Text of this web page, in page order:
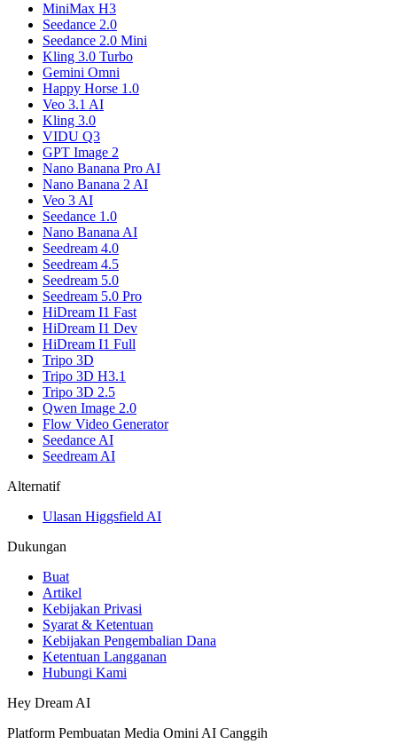
MiniMax H3
Seedance 2.0
Seedance 2.0 Mini
Kling 3.0 Turbo
Gemini Omni
Happy Horse 1.0
Veo 3.1 AI
Kling 3.0
VIDU Q3
GPT Image 2
Nano Banana Pro AI
Nano Banana 2 AI
Veo 3 AI
Seedance 1.0
Nano Banana AI
Seedream 4.0
Seedream 4.5
Seedream 5.0
Seedream 5.0 Pro
HiDream I1 Fast
HiDream I1 Dev
HiDream I1 Full
Tripo 3D
Tripo 3D H3.1
Tripo 3D 2.5
Qwen Image 2.0
Flow Video Generator
Seedance AI
Seedream AI
Alternatif
Ulasan Higgsfield AI
Dukungan
Buat
Artikel
Kebijakan Privasi
Syarat & Ketentuan
Kebijakan Pengembalian Dana
Ketentuan Langganan
Hubungi Kami
Hey Dream AI
Platform Pembuatan Media Omini AI Canggih